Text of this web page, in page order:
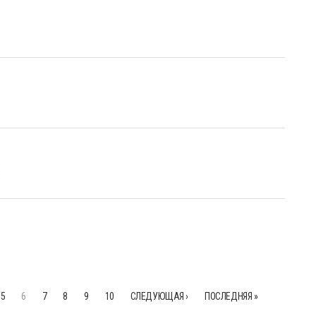
5 6 7 8 9 10 СЛЕДУЮЩАЯ › ПОСЛЕДНЯЯ »